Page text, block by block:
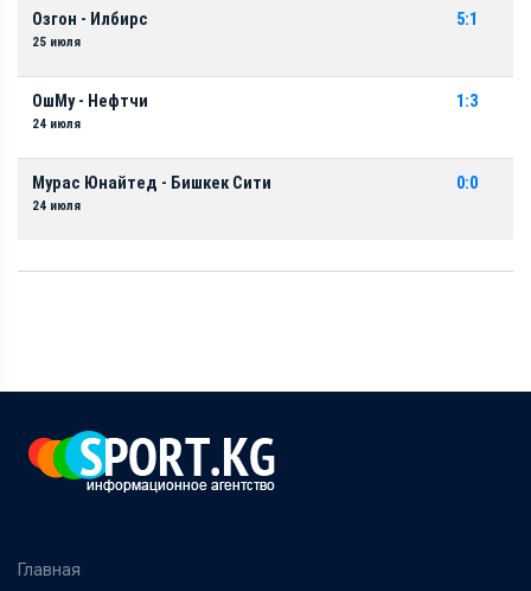
Озгон - Илбирс
25 июля
5:1
ОшМу - Нефтчи
24 июля
1:3
Мурас Юнайтед - Бишкек Сити
24 июля
0:0
Главная